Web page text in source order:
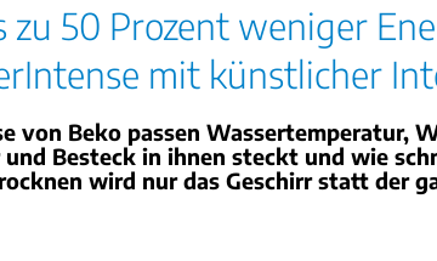
50 Prozent weniger
mit künstlicher
von Beko passen Wassertemperatur,
Besteck in ihnen steckt und wie
wird nur das Geschirr statt der